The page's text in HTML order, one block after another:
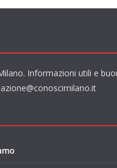
Informazioni utili e